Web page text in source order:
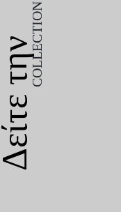
Δείτε τηνCOLLECTION